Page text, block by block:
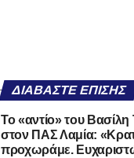
ΔΙΑΒΆΣΤΕ ΕΠΊΣΗΣ
Το «αντίο» του
στον ΠΑΣ Λαμία:
προχωράμε.